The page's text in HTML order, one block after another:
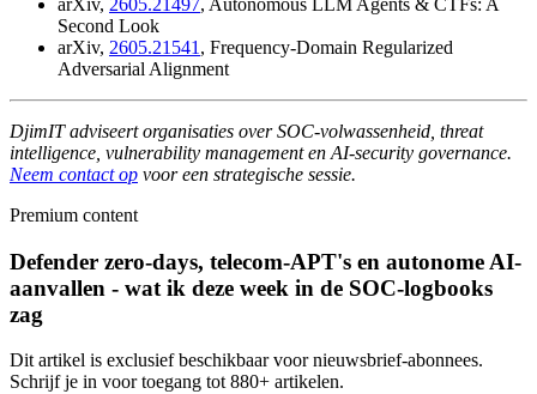
arXiv, 2605.21497, Autonomous LLM Agents & CTFs: A
Second Look
arXiv, 2605.21541 , Frequency-Domain Regularized
Adversarial Alignment
DjimIT adviseert organisaties over SOC-volwassenheid, threat
intelligence, vulnerability management en AI-security governance.
Neem contact op voor een strategische sessie.
Premium content
Defender zero-days, telecom-APT's en autonome AI-
aanvallen - wat ik deze week in de SOC-logbooks
zag
Dit artikel is exclusief beschikbaar voor nieuwsbrief-abonnees.
Schrijf je in voor toegang tot 880+ artikelen.